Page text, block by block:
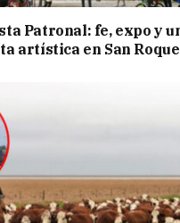
Patronal: fe, expo y
artística en San Roque